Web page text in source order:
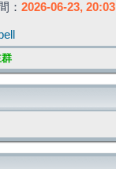
： 2026-06-23, 20:03